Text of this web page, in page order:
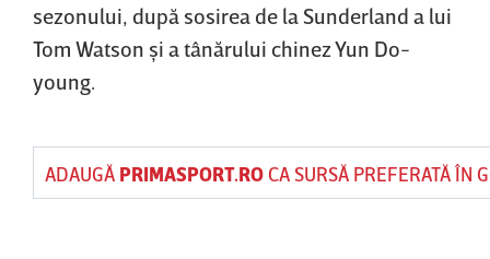
sezonului, după sosirea de la Sunderland a lui
Tom Watson şi a tânărului chinez Yun Do-
young.
ADAUGĂ PRIMASPORT.ROCA SURSĂ PREFERATĂ ÎN